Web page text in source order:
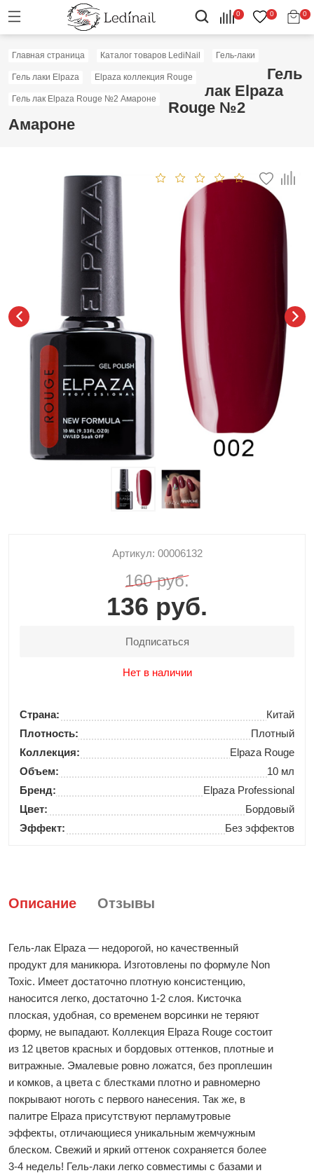
0 0 0
Главная страница Каталог товаров LediNail Гель-лаки
Гель лаки Elpaza Elpaza коллекция Rouge
Гель лак Elpaza Rouge №2 Амароне
Гель
лак Elpaza
Rouge №2
Амароне
Артикул: 00006132
160 руб.
136 руб.
Подписаться
Нет в наличии
Страна:
Китай
Плотность:
Плотный
Коллекция:
Elpaza Rouge
Объем:
10 мл
Бренд:
Elpaza Professional
Цвет:
Бордовый
Эффект:
Без эффектов
Описание Отзывы
Гель-лак Elpaza — недорогой, но качественный
продукт для маникюра. Изготовлены по формуле Non
Toxic. Имеет достаточно плотную консистенцию,
наносится легко, достаточно 1-2 слоя. Кисточка
плоская, удобная, со временем ворсинки не теряют
форму, не выпадают. Коллекция Elpaza Rouge состоит
из 12 цветов красных и бордовых оттенков, плотные и
витражные. Эмалевые ровно ложатся, без проплешин
и комков, а цвета с блестками плотно и равномерно
покрывают ноготь с первого нанесения. Так же, в
палитре Elpaza присутствуют перламутровые
эффекты, отличающиеся уникальным жемчужным
блеском. Свежий и яркий оттенок сохраняется более
3-4 недель! Гель-лаки легко совместимы с базами и